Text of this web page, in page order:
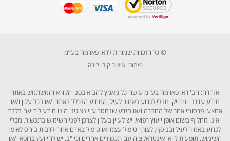
© כל הזכויות שמורות לראן פארמה בע”מ
פיתוח ועיצוב קוד וליבה
אזהרה: חב' ראן פארמה בע"מ עושה כל מאמץ להביא בפני הקורא והמשתמש באתר
מידע עדכני ומדויק. מבלי לגרוע באמור לעיל, המידע הנכלל באתר ו/או בכל עלון ו/או
אמצעי פרסומי אחר של החברה ו/או מידע שנמסר ע"י נציגינו הינו מידע לידיעה בלבד
ואינו מחליף בשום אופן ייעוץ רפואי. יש לעיין בעלון לצרכן לפני השימוש בתכשיר. מבלי
לגרוע באמור לעיל ובנוסף, לצורך טיפול עצמי או טיפול באדם אחר ולרבות ביחס לאופן
השימוש, תופעות לוואי אינטראקציה עם תכשירים אחרים וכיו"ב, יש להיוועץ ברופא ו/או